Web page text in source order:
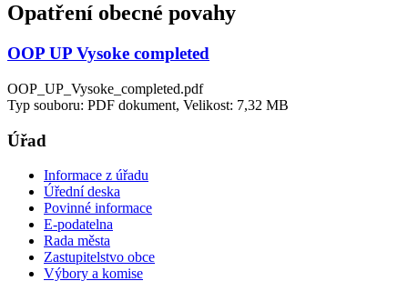
Opatření obecné povahy
OOP UP Vysoke completed
OOP_UP_Vysoke_completed.pdf
Typ souboru: PDF dokument, Velikost: 7,32 MB
Úřad
Informace z úřadu
Úřední deska
Povinné informace
E-podatelna
Rada města
Zastupitelstvo obce
Výbory a komise